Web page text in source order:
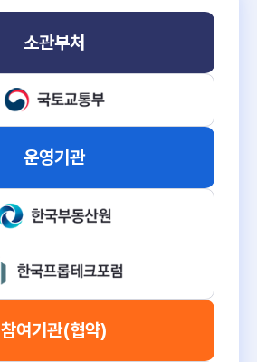
소관부처
운영기관
참여기관(협약)